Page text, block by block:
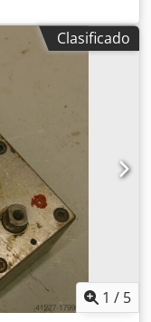
cabezal de
para pasadores,
máx. 3 brocas -
alternada -
7 mm -
-Precio:
Cjdpeb A R N
Clasificado
1 / 5